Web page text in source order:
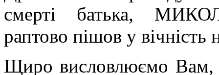
смерті батька,
раптово пішов у вічність
Щиро висловлюємо Вам,